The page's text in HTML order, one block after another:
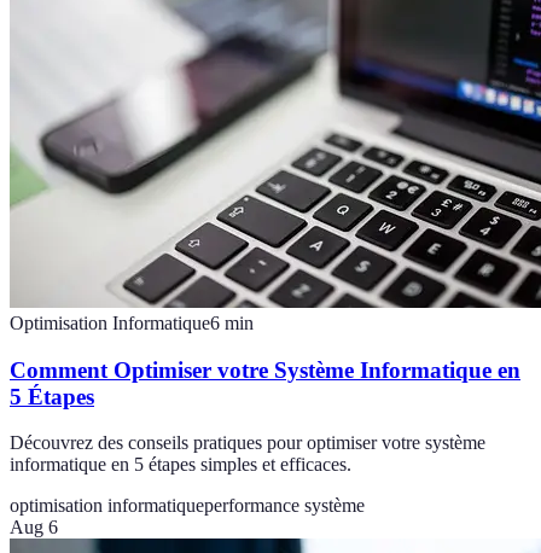
Optimisation Informatique6 min
Comment Optimiser votre Système Informatique en
5 Étapes
Découvrez des conseils pratiques pour optimiser votre système
informatique en 5 étapes simples et efficaces.
optimisation informatiqueperformance système
Aug 6